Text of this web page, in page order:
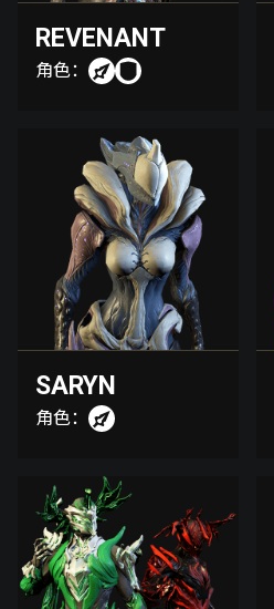
REVENANT
角色：
SARYN
角色：